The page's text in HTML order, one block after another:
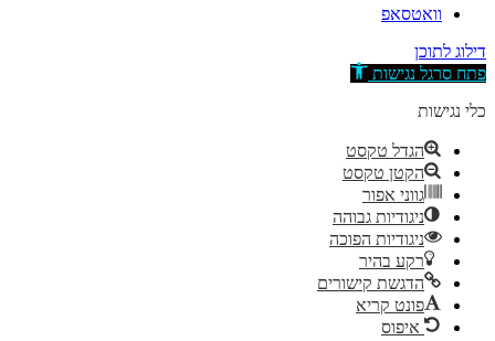
וואטסאפ
דילוג לתוכן
פתח סרגל נגישות
כלי נגישות
הגדל טקסט
הקטן טקסט
גווני אפור
ניגודיות גבוהה
ניגודיות הפוכה
רקע בהיר
הדגשת קישורים
פונט קריא
איפוס